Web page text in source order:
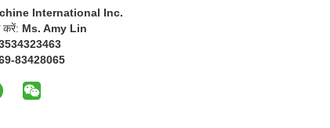
International Inc.
करें: Ms. Amy Lin
83428065